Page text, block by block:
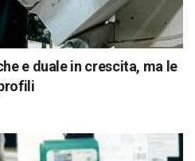
e duale in crescita, ma le